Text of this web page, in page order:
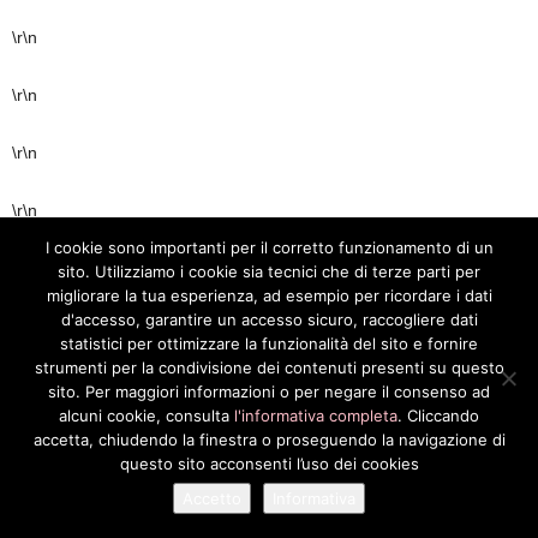
\r\n
\r\n
\r\n
\r\n
\r\n
I cookie sono importanti per il corretto funzionamento di un
sito. Utilizziamo i cookie sia tecnici che di terze parti per
migliorare la tua esperienza, ad esempio per ricordare i dati
d'accesso, garantire un accesso sicuro, raccogliere dati
statistici per ottimizzare la funzionalità del sito e fornire
strumenti per la condivisione dei contenuti presenti su questo
sito. Per maggiori informazioni o per negare il consenso ad
alcuni cookie, consulta l'informativa completa. Cliccando
accetta, chiudendo la finestra o proseguendo la navigazione di
questo sito acconsenti l’uso dei cookies